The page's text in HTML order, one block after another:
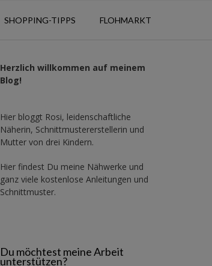
SHOPPING-TIPPS FLOHMARKT
Herzlich willkommen auf meinem
Blog!
Hier bloggt Rosi, leidenschaftliche
Näherin, Schnittmustererstellerin und
Mutter von drei Kindern.
Hier findest Du meine Nähwerke und
ganz viele kostenlose Anleitungen und
Schnittmuster.
Du möchtest meine Arbeit
unterstützen?